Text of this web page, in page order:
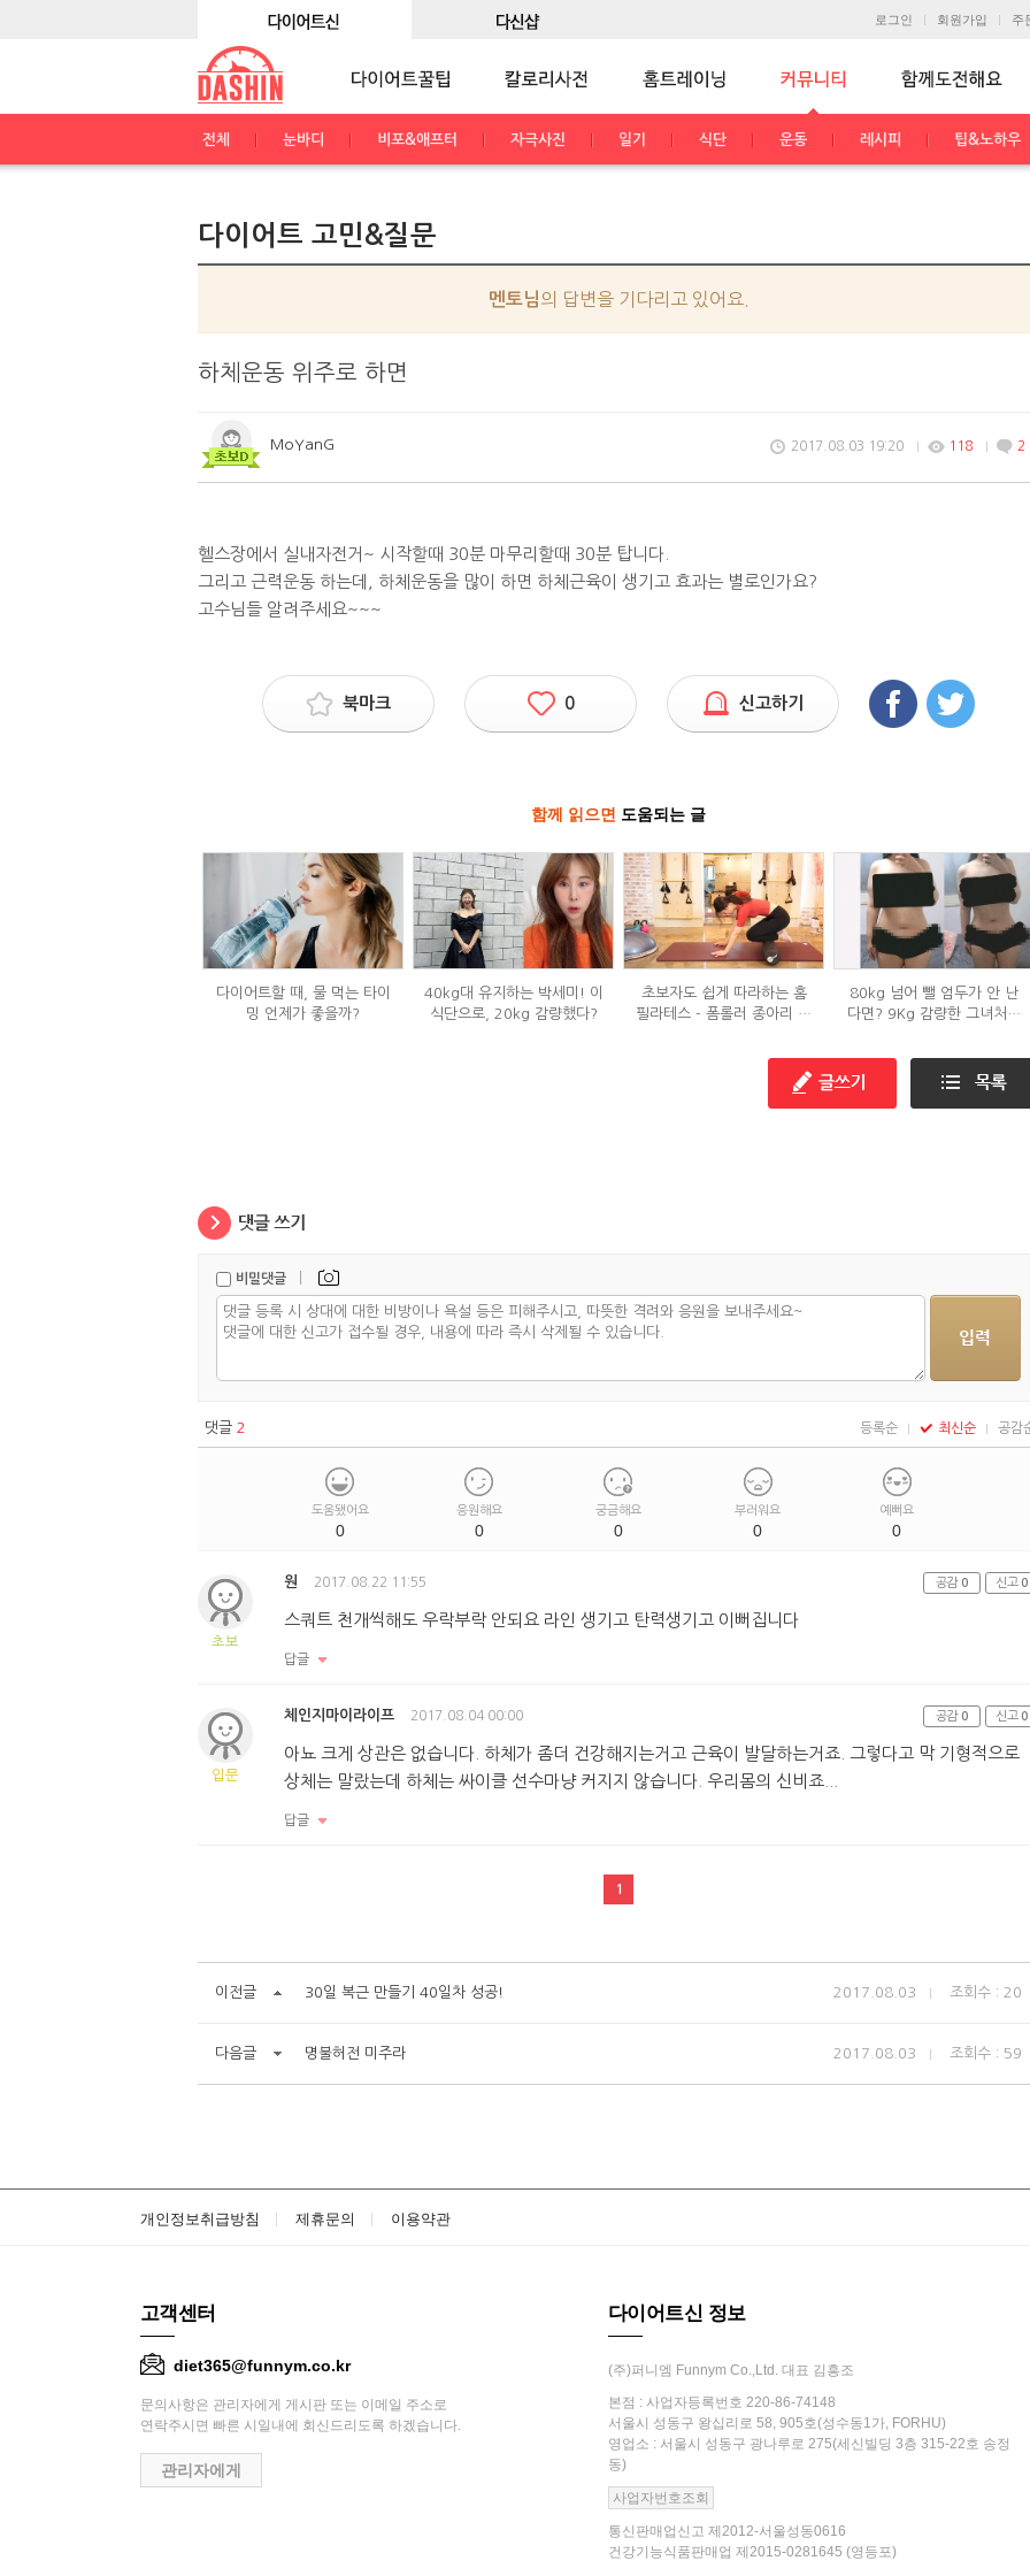
로그인 회원가입 주
전체 눈바디 비포&애프터 자극사진 일기 식단 운동 레시피 팁&노하우
다이어트 고민&질문
멘토님 의 답변을 기다리고 있어요.
하체운동 위주로 하면
MoYanG 2017.08.03 19:20 118 2
헬스장에서 실내자전거~ 시작할때 30분 마무리할때 30분 탑니다.
그리고 근력운동 하는데, 하체운동을 많이 하면 하체근육이 생기고 효과는 별로인가요?
고수님들 알려주세요~~~
북마크 0 신고하기
함께 읽으면 도움되는 글
다이어트할 때, 물 먹는 타이
밍 언제가 좋을까?
40kg대 유지하는 박세미! 이
식단으로, 20kg 감량했다?
초보자도 쉽게 따라하는 홈
필라테스 - 폼롤러 종아리 알
80kg 넘어 뺄 엄두가 안 난
다면? 9Kg 감량한 그녀처럼
비밀댓글 |
댓글 2 등록순 최신순 공감
도움됐어요
0
응원해요
0
궁금해요
0
부러워요
0
예뻐요
0
초보
원 2017.08.22 11:55
스쿼트 천개씩해도 우락부락 안되요 라인 생기고 탄력생기고 이뻐집니다
답글
공감 0 신고 0
입문
체인지마이라이프 2017.08.04 00:00
아뇨 크게 상관은 없습니다. 하체가 좀더 건강해지는거고 근육이 발달하는거죠. 그렇다고 막 기형적으로
상체는 말랐는데 하체는 싸이클 선수마냥 커지지 않습니다. 우리몸의 신비죠...
답글
공감 0 신고 0
1
이전글 30일 복근 만들기 40일차 성공! 2017.08.03 조회수 : 20
다음글 명불허전 미주라 2017.08.03 조회수 : 59
개인정보취급방침 제휴문의 이용약관
고객센터
diet365@funnym.co.kr
문의사항은 관리자에게 게시판 또는 이메일 주소로
연락주시면 빠른 시일내에 회신드리도록 하겠습니다.
관리자에게
다이어트신 정보
(주)퍼니엠 Funnym Co.,Ltd. 대표 김흥조
본점 : 사업자등록번호 220-86-74148
서울시 성동구 왕십리로 58, 905호(성수동1가, FORHU)
영업소 : 서울시 성동구 광나루로 275(세신빌딩 3층 315-22호 송정
동)
사업자번호조회
통신판매업신고 제2012-서울성동0616
건강기능식품판매업 제2015-0281645 (영등포)